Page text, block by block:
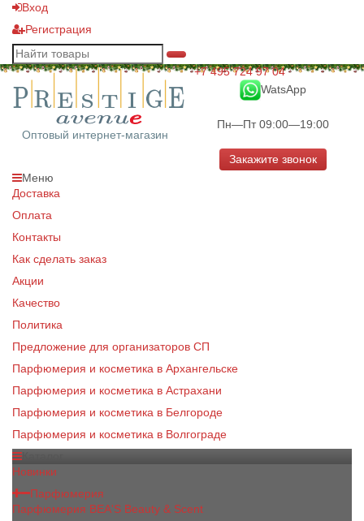
Вход
Регистрация
Оптовый интернет-магазин
+7 495 724 97 04
WatsApp
Пн—Пт 09:00—19:00
Закажите звонок
Меню
Доставка
Оплата
Контакты
Как сделать заказ
Акции
Качество
Политика
Предложение для организаторов СП
Парфюмерия и косметика в Архангельске
Парфюмерия и косметика в Астрахани
Парфюмерия и косметика в Белгороде
Парфюмерия и косметика в Волгограде
Новинки
Парфюмерия
Парфюмерия BEA'S Beauty & Scent